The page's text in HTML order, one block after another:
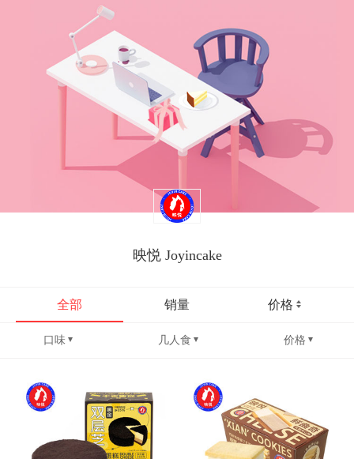
映悦 Joyincake
全部 销量 价格
口味 几人食 价格